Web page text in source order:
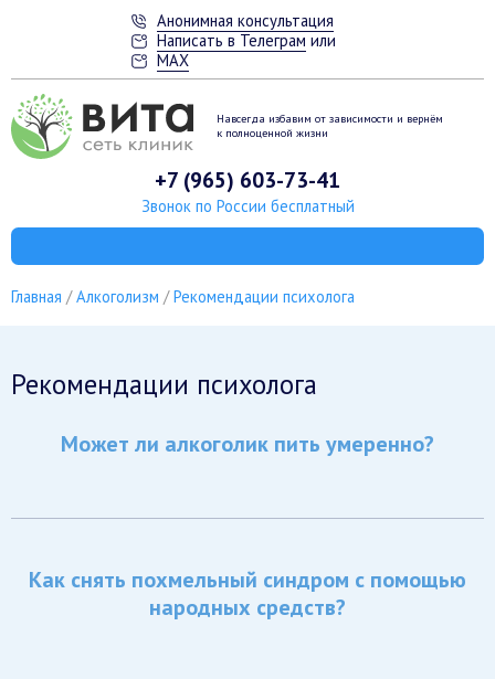
Анонимная консультация
Написать в Телеграм или
MAX
Навсегда избавим от зависимости и вернём
к полноценной жизни
+7 (965) 603-73-41
Звонок по России бесплатный
Главная Алкоголизм Рекомендации психолога
Рекомендации психолога
Может ли алкоголик пить умеренно?
Как снять похмельный синдром с помощью
народных средств?